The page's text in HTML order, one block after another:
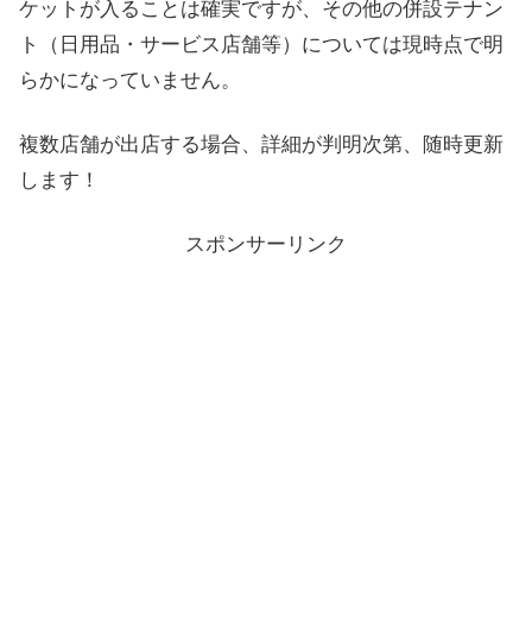
ケットが入ることは確実ですが、その他の併設テナン
ト（日用品・サービス店舗等）については現時点で明
らかになっていません。
複数店舗が出店する場合、詳細が判明次第、随時更新
します！
スポンサーリンク